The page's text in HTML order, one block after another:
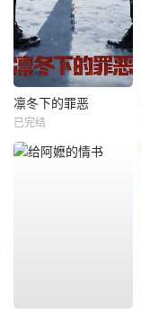
凛冬下的罪恶
已完结